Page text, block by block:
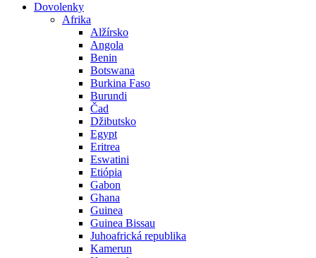
Dovolenky
Afrika
Alžírsko
Angola
Benin
Botswana
Burkina Faso
Burundi
Čad
Džibutsko
Egypt
Eritrea
Eswatini
Etiópia
Gabon
Ghana
Guinea
Guinea Bissau
Juhoafrická republika
Kamerun